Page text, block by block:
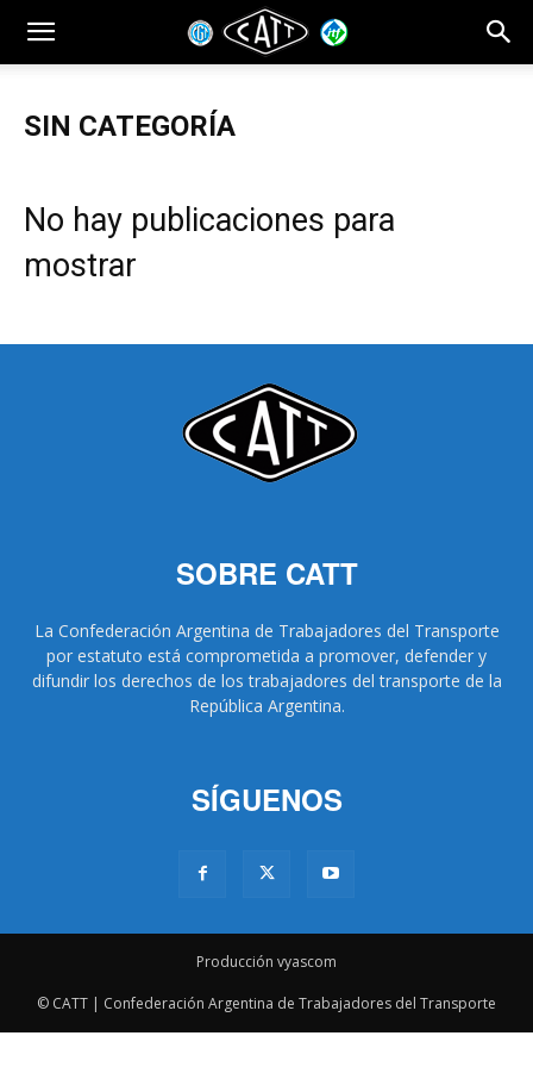
SIN CATEGORÍA
No hay publicaciones para
mostrar
SOBRE CATT
La Confederación Argentina de Trabajadores del Transporte
por estatuto está comprometida a promover, defender y
difundir los derechos de los trabajadores del transporte de la
República Argentina.
SÍGUENOS
Producción vyascom
© CATT | Confederación Argentina de Trabajadores del Transporte